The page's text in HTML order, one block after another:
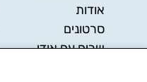
אודות
סרטונים
שרים עם אודי